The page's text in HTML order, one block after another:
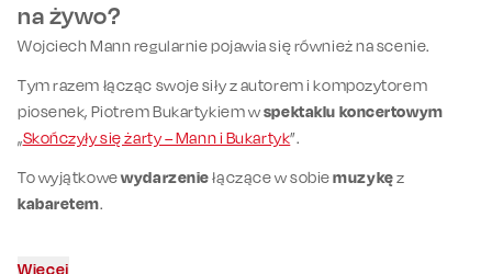
na żywo?
Wojciech Mann regularnie pojawia się również na scenie.
Tym razem łącząc swoje siły z autorem i kompozytorem
piosenek, Piotrem Bukartykiem wspektaklu koncertowym
„Skończyły się żarty – Mann i Bukartyk”.
To wyjątkowewydarzeniełączące w sobiemuzykęz
kabaretem.
Więcej